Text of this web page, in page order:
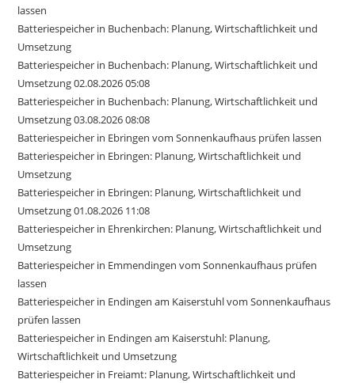
lassen
Batteriespeicher in Buchenbach: Planung, Wirtschaftlichkeit und
Umsetzung
Batteriespeicher in Buchenbach: Planung, Wirtschaftlichkeit und
Umsetzung 02.08.2026 05:08
Batteriespeicher in Buchenbach: Planung, Wirtschaftlichkeit und
Umsetzung 03.08.2026 08:08
Batteriespeicher in Ebringen vom Sonnenkaufhaus prüfen lassen
Batteriespeicher in Ebringen: Planung, Wirtschaftlichkeit und
Umsetzung
Batteriespeicher in Ebringen: Planung, Wirtschaftlichkeit und
Umsetzung 01.08.2026 11:08
Batteriespeicher in Ehrenkirchen: Planung, Wirtschaftlichkeit und
Umsetzung
Batteriespeicher in Emmendingen vom Sonnenkaufhaus prüfen
lassen
Batteriespeicher in Endingen am Kaiserstuhl vom Sonnenkaufhaus
prüfen lassen
Batteriespeicher in Endingen am Kaiserstuhl: Planung,
Wirtschaftlichkeit und Umsetzung
Batteriespeicher in Freiamt: Planung, Wirtschaftlichkeit und